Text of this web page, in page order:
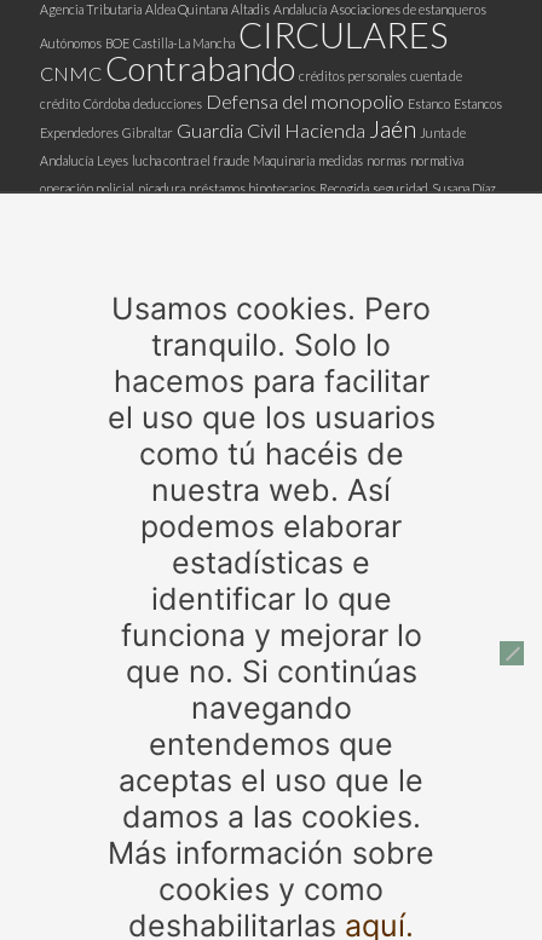
Agencia Tributaria Aldea Quintana Altadis Andalucía Asociaciones de estanqueros
Autónomos BOE Castilla-La Mancha CIRCULARES
CNMC Contrabando créditos personales cuenta de
crédito Córdoba deducciones Defensa del monopolio Estanco Estancos
Expendedores Gibraltar Guardia Civil Hacienda Jaén Junta de
Andalucía Leyes lucha contra el fraude Maquinaria medidas normas normativa
operación policial picadura préstamos hipotecarios Recogida seguridad Susana Díaz
Patrocinadores
© 2017 - 2024. Todos los derechos reservados.
Asociación de Expendedores de tabaco y timbre de la
Provincia de Jaén | Diseño web:
Bps Aldiseño
Zona privada
Avisos legales, política de privacidad y política de
cookies
Mapa web
Usamos cookies. Pero
tranquilo. Solo lo
hacemos para facilitar
el uso que los usuarios
como tú hacéis de
nuestra web. Así
podemos elaborar
estadísticas e
identificar lo que
funciona y mejorar lo
que no. Si continúas
navegando
entendemos que
aceptas el uso que le
damos a las cookies.
Más información sobre
cookies y como
deshabilitarlas aquí.